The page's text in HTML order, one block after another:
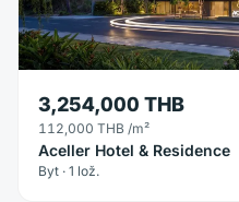
3,254,000 THB
112,000 THB /m²
Aceller Hotel & Residence
Byt · 1 lož.